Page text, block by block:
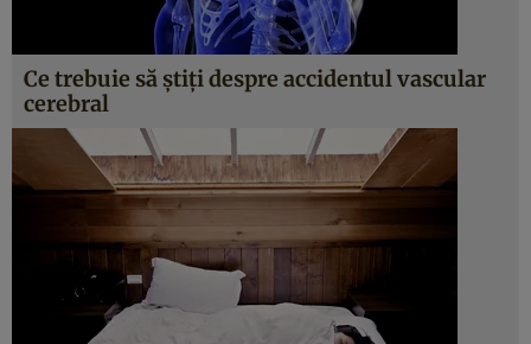
Ce trebuie să ştiţi despre accidentul vascular
cerebral